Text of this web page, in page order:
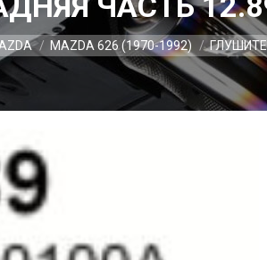
MAZDA 626 (1970-1992)